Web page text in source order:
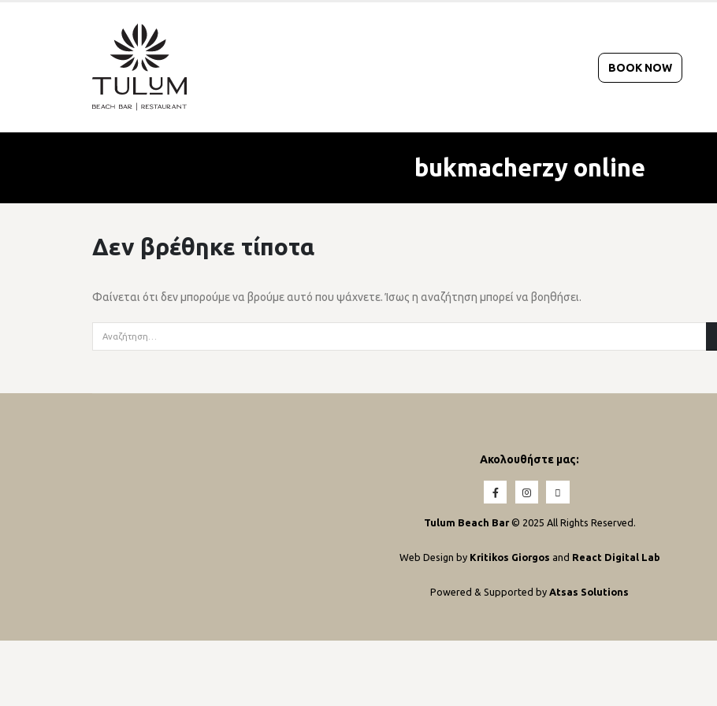
BOOK NOW
bukmacherzy online
Δεν βρέθηκε τίποτα
Φαίνεται ότι δεν μπορούμε να βρούμε αυτό που ψάχνετε. Ίσως η αναζήτηση μπορεί να βοηθήσει.
Ακολουθήστε μας:
Tulum Beach Bar© 2025 All Rights Reserved.
Web Design by Kritikos Giorgos and React Digital Lab
Powered & Supported by Atsas Solutions